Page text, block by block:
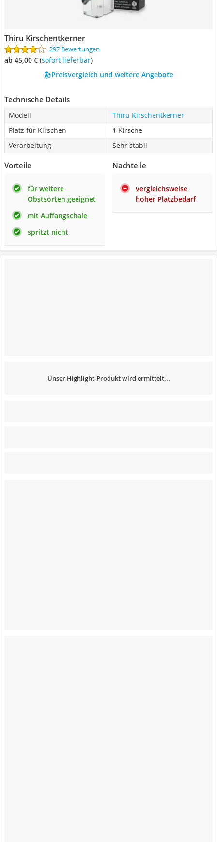
Thiru Kirschentkerner
297 Bewertungen
ab 45,00 € ( Sofort lieferbar)
Preisvergleich und weitere Angebote
Technische Details
Modell
Thiru Kirschentkerner
Platz für Kirschen
1 Kirsche
Verarbeitung
Sehr stabil
Vorteile
für weitere
Obstsorten geeignet
mit Auffangschale
spritzt nicht
Nachteile
vergleichsweise
hoher Platzbedarf
Unser Highlight-Produkt wird ermittelt...